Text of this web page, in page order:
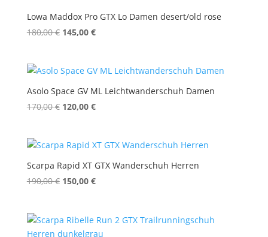
Lowa Maddox Pro GTX Lo Damen desert/old rose
180,00€ Ursprünglicher
180,00 €
145,00 €Aktueller
145,00 €.
Asolo Space GV ML Leichtwanderschuh Damen
170,00€ Ursprünglicher
170,00 €
120,00 €Aktueller
120,00 €.
Scarpa Rapid XT GTX Wanderschuh Herren
190,00€ Ursprünglicher
190,00 €
150,00 €Aktueller
150,00 €.